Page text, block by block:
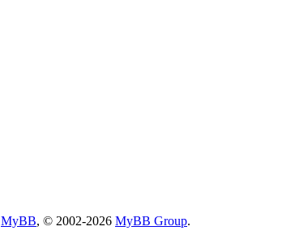
MyBB, © 2002-2026 MyBB Group.